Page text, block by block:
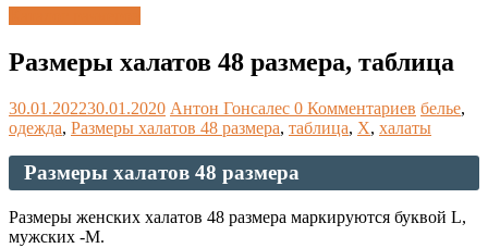
Размеры халатов 48 размера, таблица
30.01.202230.01.2020 Антон Гонсалес 0 Комментариев белье,
одежда, Размеры халатов 48 размера, таблица, Х, халаты
Размеры халатов 48 размера
Размеры женских халатов 48 размера маркируются буквой L,
мужских -M.